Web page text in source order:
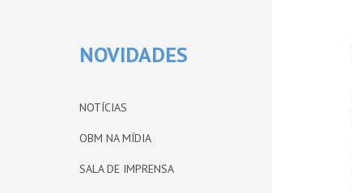
NOVIDADES
NOTÍCIAS
OBM NA MÍDIA
SALA DE IMPRENSA